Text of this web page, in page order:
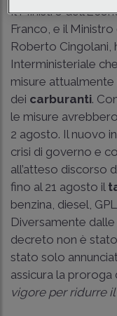
Il Ministro
Franco, e il
Roberto Cingolani,
Interministeriale
misure
dei carburanti.
le misure
2 agosto. Il nuovo
crisi di governo e
all’atteso discorso
fino al 21 agosto il
benzina, diesel,
Diversamente
decreto non è
stato solo
assicura la proroga
vigore per ridurre